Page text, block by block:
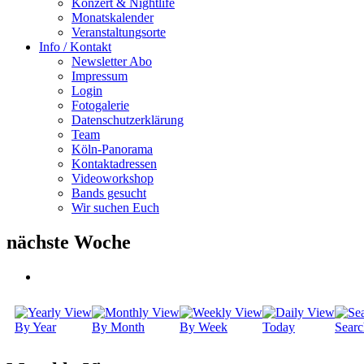
Konzert & Nightlife
Monatskalender
Veranstaltungsorte
Info / Kontakt
Newsletter Abo
Impressum
Login
Fotogalerie
Datenschutzerklärung
Team
Köln-Panorama
Kontaktadressen
Videoworkshop
Bands gesucht
Wir suchen Euch
nächste Woche
By Year By Month By Week Today